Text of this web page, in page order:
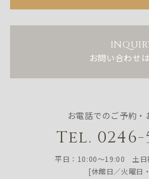
お問い合わせ
お電話でのご予約・
Tel. 0246-
平日：10:00〜19:00 土日
[休館日／火曜日